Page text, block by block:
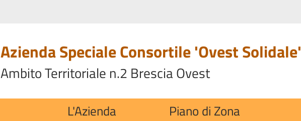
Azienda Speciale Consortile 'Ovest Solidale'
Ambito Territoriale n.2 Brescia Ovest
L'Azienda Piano di Zona